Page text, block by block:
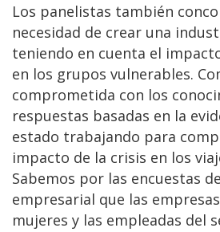
Los panelistas también
necesidad de crear una
teniendo en cuenta el
en los grupos vulnerables.
comprometida con los
respuestas basadas en la
estado trabajando para
impacto de la crisis en los
Sabemos por las encuestas
empresarial que las
mujeres y las empleadas del